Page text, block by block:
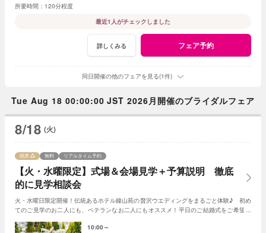
120分程度
最近1人がチェックしました
詳しくみる フェア予約
同日開催の他のフェアを見る(1件)
Tue Aug 18 00:00:00 JST 2026月開催のブライダルフェア
8/18 (火)
【火・水曜限定】式場＆会場見学＋予算説明 徹底
的に見学相談会
残席 無料 リアルタイム予約
火・水曜日限定開催！伝統あるホテル鐘山苑の贅沢ウエディングをまるごと体験♪ 初め
てのご見学のお二人にも、ベテランなお二人にもオススメ！平日のご結婚式をご希望の
10:00～